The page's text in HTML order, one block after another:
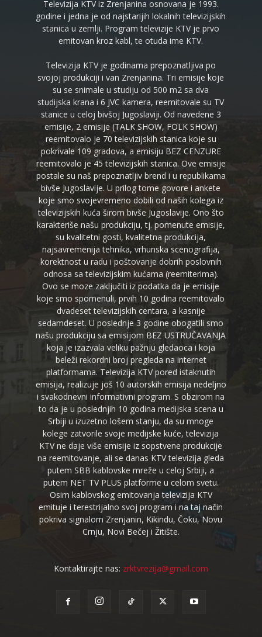
Televizija KTV iz Zrenjanina osnovana je 1993.
godine i jedna je od najstarijih lokalnih televizijskih
stanica u zemlji. Program televizije KTV je prvo
emitovan kroz kabl, te otuda ime KTV.
Televizija KTV je godinama prepoznatljiva po
svojoj produkciji i van Zrenjanina. Tri emisije koje
su se snimale u studiju od 500 m2 sa dva
studijska krana i 6 JVC kamera, reemitovale su TV
stanice u celoj bivšoj Jugoslaviji. Od navedene 3
emisije, 2 emisije (TALK SHOW, FOLK SHOW)
reemitovalo je 70 televizijskih stanica koje su
pokrivale 109 gradova, a emisiju BEZ CENZURE
reemitovalo je 45 televizijskih stanica. Ove emisije
postale su naš prepoznatljiv brend i u republikama
bivše Jugoslavije. U prilog tome govore i ankete
koje smo svojevremeno dobili od naših kolega iz
televizijskih kuća širom bivše Jugoslavije. Ono što
karakteriše našu produkciju, tj. pomenute emisije,
su kvalitetni gosti, kvalitetna produkcija,
najsavremenija tehnika, vrhunska scenografija,
korektnost u radu i poštovanje dobrih poslovnih
odnosa sa televizijskim kućama (reemiterima).
Ovo se moze zaključiti iz podatka da je emisije
koje smo spomenuli, prvih 10 godina reemitovalo
dvadeset televizijskih centara, a kasnije
sedamdeset. U poslednje 3 godine obogatili smo
našu produkciju sa emisijom BEZ USTRUČAVANJA
koja je izazvala veliku pažnju gledaoca i koja
beleži rekordni broj pregleda na internet
platformama. Televizija KTV pored istaknutih
emisija, realizuje još 10 autorskih emisija nedeljno
i svakodnevni informativni program. S obzirom na
to da je u poslednjih 10 godina medijska scena u
Srbiji u izuzetno lošem stanju, da su mnoge
kolege zatvorile svoje medijske kuće, televizija
KTV ne daje više emisije iz sopstvene produkcije
na reemitovanje, ali se danas KTV televizija gleda
putem SBB kablovske mreže u celoj Srbiji, a
putem NET TV PLUS platforme u celom svetu.
Osim kablovskog emitovanja televizija KTV
emituje i terestrijalno svoj program i na taj način
pokriva signalom Zrenjanin, Kikindu, Čoku, Novu
Crnju, Novi Bečej i Žitište.
Kontaktirajte nas: zrktvrezija@gmail.com